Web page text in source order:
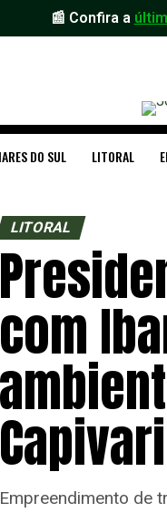
📰 Confira a
DO SUL LITORAL
LITORAL
com
Empreendimento de